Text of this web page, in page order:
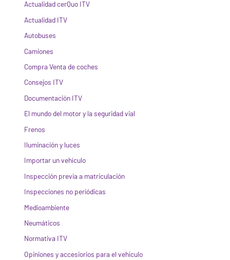
Actualidad cerQuo ITV
Actualidad ITV
Autobuses
Camiones
Compra Venta de coches
Consejos ITV
Documentación ITV
El mundo del motor y la seguridad vial
Frenos
Iluminación y luces
Importar un vehículo
Inspección previa a matriculación
Inspecciones no periódicas
Medioambiente
Neumáticos
Normativa ITV
Opiniones y accesiorios para el vehículo